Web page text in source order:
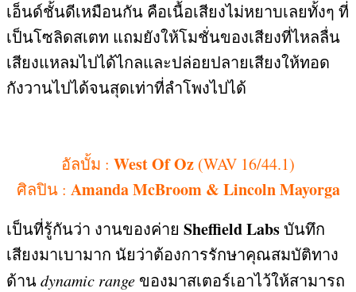
เอ็นด์ชั้นดีเหมือนกัน คือเนื้อเสียงไม่หยาบเลยทั้งๆ ที่
เป็นโซลิดสเตท แถมยังให้โมชั่นของเสียงที่ไหลลื่น
เสียงแหลมไปได้ไกลและปล่อยปลายเสียงให้ทอด
กังวานไปได้จนสุดเท่าที่ลำโพงไปได้
อัลบั้ม : West Of Oz (WAV 16/44.1)
ศิลปิน : Amanda McBroom & Lincoln Mayorga
เป็นที่รู้กันว่า งานของค่าย Sheffield Labsบันทึก
เสียงมาเบามาก นัยว่าต้องการรักษาคุณสมบัติทาง
ด้านdynamic range ของมาสเตอร์เอาไว้ให้สามารถ